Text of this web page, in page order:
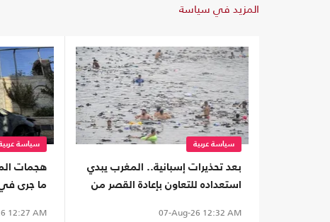
المزيد في سياسة
سياسة عربية
بعد تحذيرات إسبانية.. المغرب يبدي
استعداده للتعاون بإعادة القصر من
07-Aug-26 12:32 AM
سياسة
هجمات
ما جرى
12:27 AM